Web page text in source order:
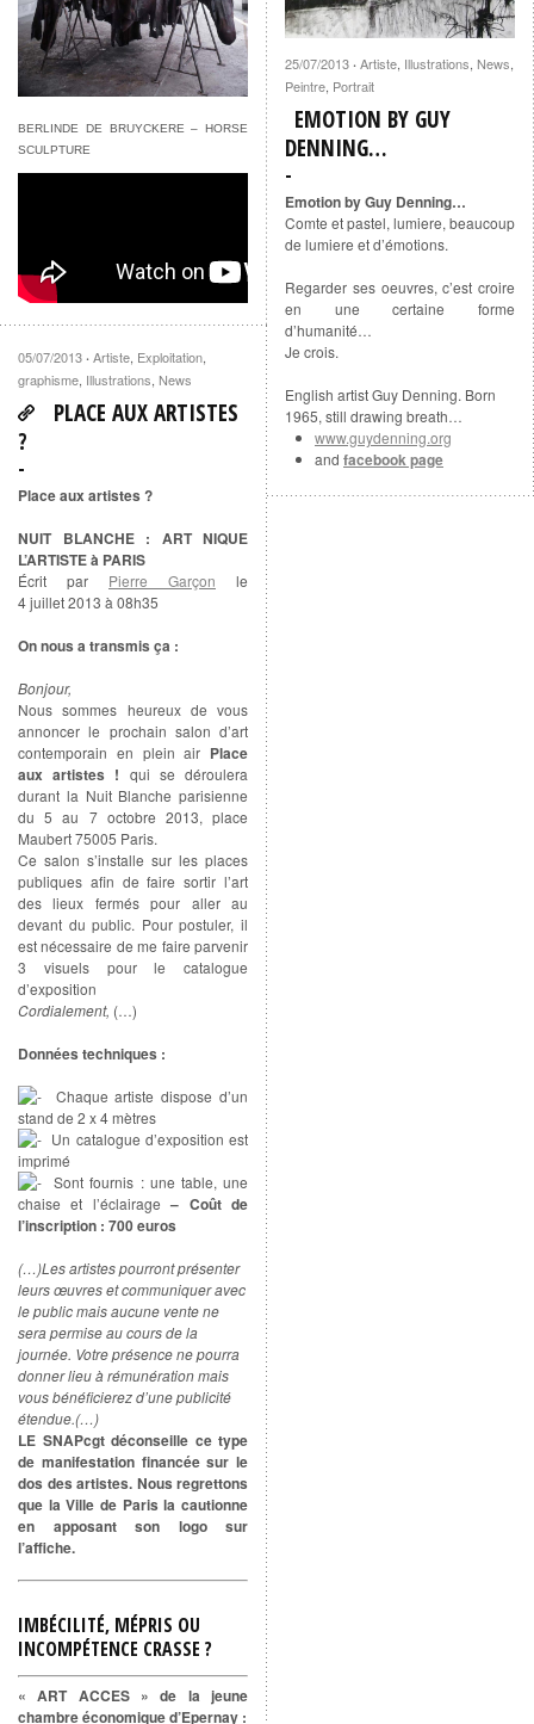
BERLINDE DE BRUYCKERE – HORSE
SCULPTURE
25/07/2013 · Artiste, Illustrations, News,
Peintre, Portrait
EMOTION BY GUY
DENNING…
Emotion by Guy Denning…
Comte et pastel, lumiere, beaucoup
de lumiere et d’émotions.
Regarder ses oeuvres, c’est croire
en une certaine forme
d’humanité…
Je crois.
English artist Guy Denning. Born
1965, still drawing breath…
www.guydenning.org
and facebook page
05/07/2013 · Artiste, Exploitation,
graphisme, Illustrations, News
PLACE AUX ARTISTES
?
Place aux artistes ?
NUIT BLANCHE : ART NIQUE
L’ARTISTE à PARIS
Écrit par Pierre Garçon le
4 juillet 2013 à 08h35
On nous a transmis ça :
Bonjour,
Nous sommes heureux de vous
annoncer le prochain salon d’art
contemporain en plein air Place
aux artistes ! qui se déroulera
durant la Nuit Blanche parisienne
du 5 au 7 octobre 2013, place
Maubert 75005 Paris.
Ce salon s’installe sur les places
publiques afin de faire sortir l’art
des lieux fermés pour aller au
devant du public. Pour postuler, il
est nécessaire de me faire parvenir
3 visuels pour le catalogue
d’exposition
Cordialement, (…)
Données techniques :
Chaque artiste dispose d’un
stand de 2 x 4 mètres
Un catalogue d’exposition est
imprimé
Sont fournis : une table, une
chaise et l’éclairage– Coût de
l’inscription : 700 euros
(…)Les artistes pourront présenter
leurs œuvres et communiquer avec
le public mais aucune vente ne
sera permise au cours de la
journée. Votre présence ne pourra
donner lieu à rémunération mais
vous bénéficierez d’une publicité
étendue.(…)
LE SNAPcgt déconseille ce type
de manifestation financée sur le
dos des artistes. Nous regrettons
que la Ville de Paris la cautionne
en apposant son logo sur
l’affiche.
IMBÉCILITÉ, MÉPRIS OU
INCOMPÉTENCE CRASSE ?
« ART ACCES » de la jeune
chambre économique d’Epernay :